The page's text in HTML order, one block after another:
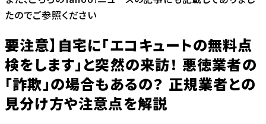
たのでご参照ください
要注意】自宅に「エコキュートの無料点
検をします」と突然の来訪！ 悪徳業者の
「詐欺」の場合もあるの？ 正規業者との
見分け方や注意点を解説